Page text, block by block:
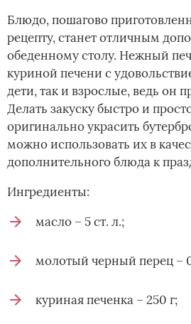
Блюдо, пошагово
рецепту, станет отличным
обеденному столу. Нежный
куриной печени с
дети, так и взрослые, ведь он
Делать закуску быстро и
оригинально украсить
можно использовать их в
дополнительного блюда к
Ингредиенты:
масло – 5 ст. л.;
молотый черный перец –
куриная печенка – 250 г;